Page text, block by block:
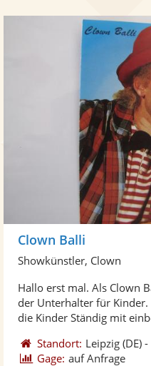
Clown Balli
Showkünstler, Clown
Hallo erst mal. Als Clown
der Unterhalter für
die Kinder Ständig mit
Standort: Leipzig (DE) -
Gage: auf Anfrage